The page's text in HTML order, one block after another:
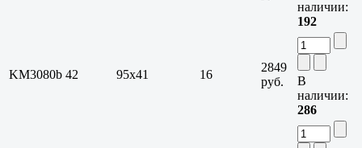
наличии:
192
KM3080b 42 95х41 16
2849
руб.
В
наличии:
286